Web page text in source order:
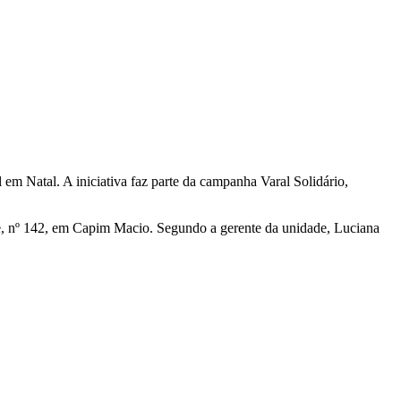
em Natal. A iniciativa faz parte da campanha Varal Solidário,
142, em Capim Macio. Segundo a gerente da unidade, Luciana